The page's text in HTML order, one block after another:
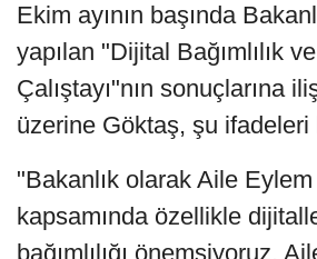
Ekim ayının başında
yapılan "Dijital Bağımlılık
Çalıştayı"nın sonuçlarına
üzerine Göktaş, şu ifadeleri
"Bakanlık olarak Aile Eylem
kapsamında özellikle
bağımlılığı önemsiyoruz.